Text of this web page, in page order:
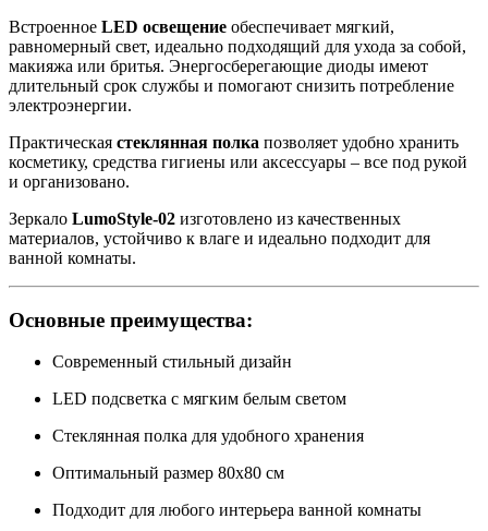
Встроенное LED освещение обеспечивает мягкий,
равномерный свет, идеально подходящий для ухода за собой,
макияжа или бритья. Энергосберегающие диоды имеют
длительный срок службы и помогают снизить потребление
электроэнергии.
Практическая стеклянная полка позволяет удобно хранить
косметику, средства гигиены или аксессуары – все под рукой
и организовано.
Зеркало LumoStyle-02 изготовлено из качественных
материалов, устойчиво к влаге и идеально подходит для
ванной комнаты.
Основные преимущества:
Современный стильный дизайн
LED подсветка с мягким белым светом
Стеклянная полка для удобного хранения
Оптимальный размер 80x80 см
Подходит для любого интерьера ванной комнаты